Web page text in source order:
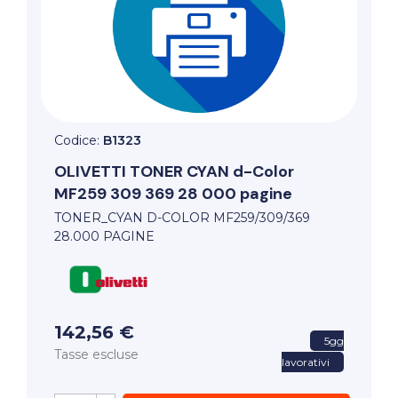
Codice: B1323
OLIVETTI TONER CYAN d-Color
MF259 309 369 28 000 pagine
TONER_CYAN D-COLOR MF259/309/369
28.000 PAGINE
142,56 €
Tasse escluse
5gg
lavorativi